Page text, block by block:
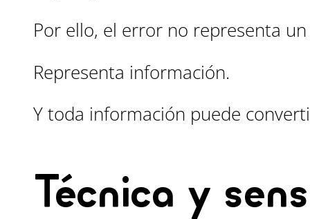
Por ello, el error no representa
Representa información.
Y toda información puede
Técnica y